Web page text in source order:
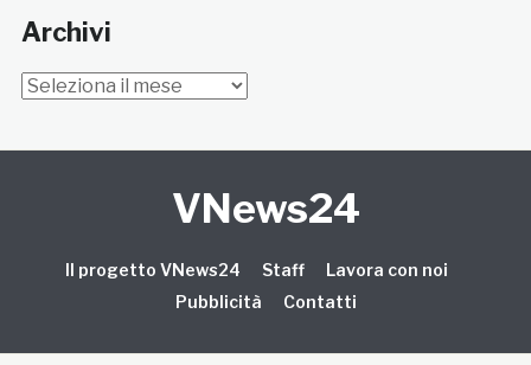
Archivi
Archivi
VNews24
Il progetto VNews24 Staff
Lavora con noi
Pubblicità
Contatti